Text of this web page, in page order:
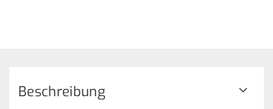
Beschreibung